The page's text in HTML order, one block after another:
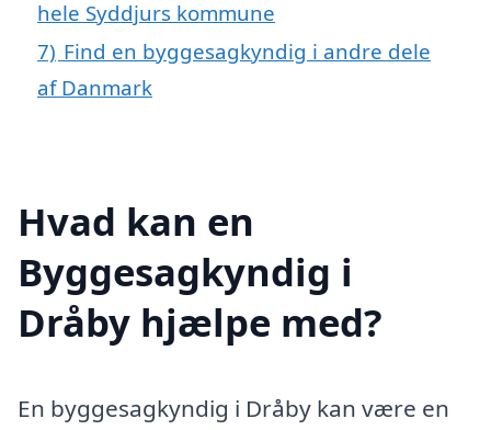
hele Syddjurs kommune
7) Find en byggesagkyndig i andre dele
af Danmark
Hvad kan en
Byggesagkyndig i
Dråby hjælpe med?
En byggesagkyndig i Dråby kan være en